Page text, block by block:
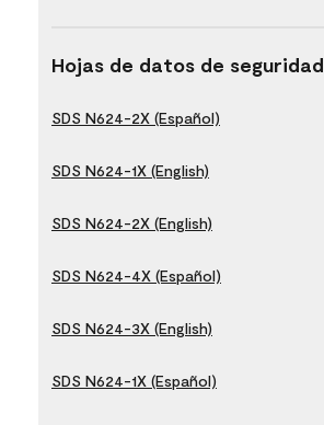
Hojas de datos de seguridad
SDS N624-2X (Español)
SDS N624-1X (English)
SDS N624-2X (English)
SDS N624-4X (Español)
SDS N624-3X (English)
SDS N624-1X (Español)